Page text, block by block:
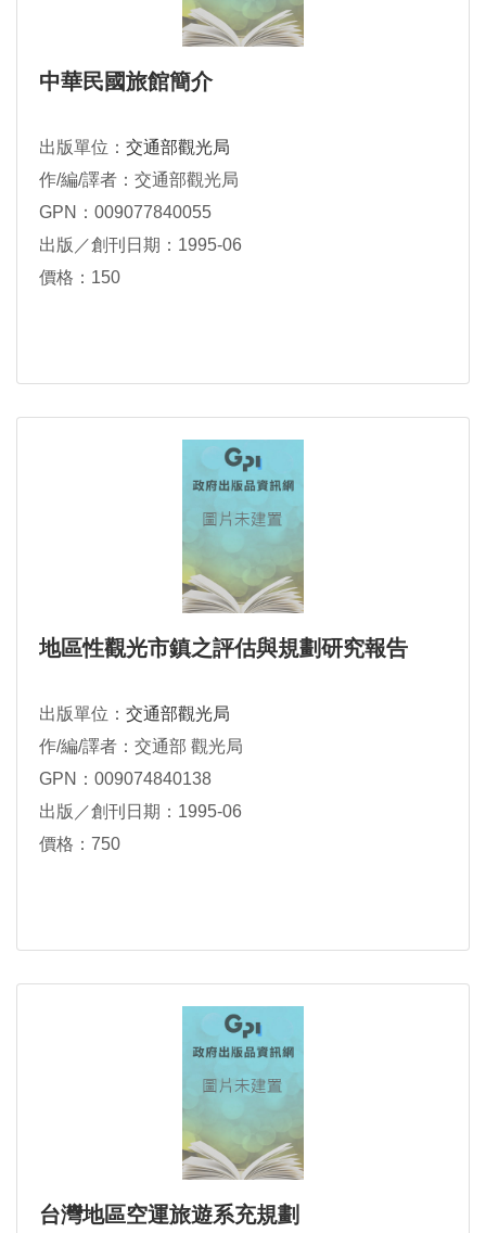
中華民國旅館簡介
出版單位： 交通部觀光局
作/編/譯者：交通部觀光局
GPN：009077840055
出版／創刊日期：1995-06
價格：150
地區性觀光市鎮之評估與規劃研究報告
出版單位： 交通部觀光局
作/編/譯者：交通部 觀光局
GPN：009074840138
出版／創刊日期：1995-06
價格：750
台灣地區空運旅遊系充規劃